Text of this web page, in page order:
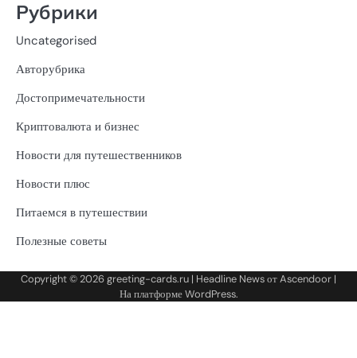
Рубрики
Uncategorised
Авторубрика
Достопримечательности
Криптовалюта и бизнес
Новости для путешественников
Новости плюс
Питаемся в путешествии
Полезные советы
Copyright © 2026greeting-cards.ru | Headline News отAscendoor |
На платформеWordPress.